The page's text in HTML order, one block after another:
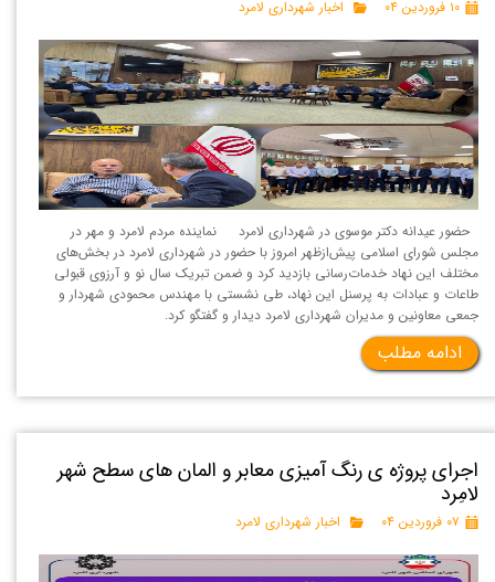
۱۰ فروردین ۰۴ اخبار شهرداری لامرد
حضور عیدانه دکتر موسوی در شهرداری لامرد نماینده مردم لامرد و مهر در
مجلس شورای اسلامی پیش‌از‌ظهر امروز با حضور در شهرداری لامرد در بخش‌های
مختلف این نهاد خدمات‌رسانی بازدید کرد و ضمن تبریک سال نو و آرزوی قبولی
طاعات و عبادات به پرسنل این نهاد، طی نشستی با مهندس محمودی شهردار و
جمعی معاونین و مدیران شهرداری لامرد دیدار و گفتگو کرد.
ادامه مطلب
اجرای پروژه ی رنگ آمیزی معابر و المان های سطح شهر
لامِرد
۰۷ فروردین ۰۴ اخبار شهرداری لامرد